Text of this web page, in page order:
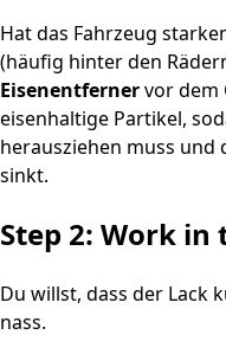
Hat das Fahrzeug
(häufig hinter den
Eisenentfernervor dem
eisenhaltige Partikel,
herausziehen muss und
sinkt.
Step 2: Work
Du willst, dass der Lack
nass.